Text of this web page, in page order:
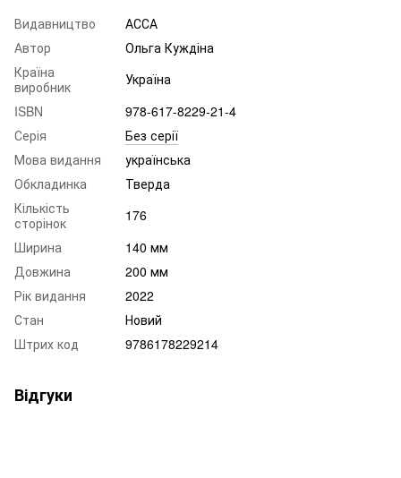
Видавництво
АССА
Автор
Ольга Куждіна
Країна
виробник
Україна
ISBN
978-617-8229-21-4
Серія
Без серії
Мова видання
українська
Обкладинка
Тверда
Кількість
сторінок
176
Ширина
140 мм
Довжина
200 мм
Рік видання
2022
Стан
Новий
Штрих код
9786178229214
Відгуки